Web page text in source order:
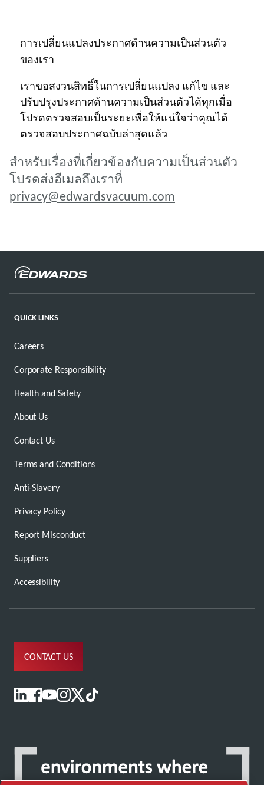
การเปลี่ยนแปลงประกาศด้านความเป็นส่วนตัว
ของเรา
เราขอสงวนสิทธิ์ในการเปลี่ยนแปลง แก้ไข และ
ปรับปรุงประกาศด้านความเป็นส่วนตัวได้ทุกเมื่อ
โปรดตรวจสอบเป็นระยะเพื่อให้แน่ใจว่าคุณได้
ตรวจสอบประกาศฉบับล่าสุดแล้ว
สําหรับเรื่องที่เกี่ยวข้องกับความเป็นส่วนตัว
โปรดส่งอีเมลถึงเราที่
privacy@edwardsvacuum.com
QUICK LINKS
Careers
Corporate Responsibility
Health and Safety
About Us
Contact Us
Terms and Conditions
Anti-Slavery
Privacy Policy
Report Misconduct
Suppliers
Accessibility
CONTACT US